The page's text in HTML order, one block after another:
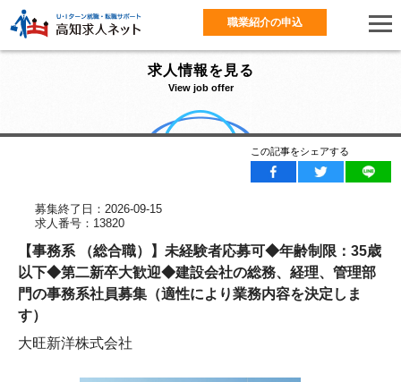
職業紹介の申込
求人情報を見る
View job offer
この記事をシェアする
募集終了日：2026-09-15
求人番号：13820
【事務系 （総合職）】未経験者応募可◆年齢制限：35歳
以下◆第二新卒大歓迎◆建設会社の総務、経理、管理部
門の事務系社員募集（適性により業務内容を決定しま
す）
大旺新洋株式会社